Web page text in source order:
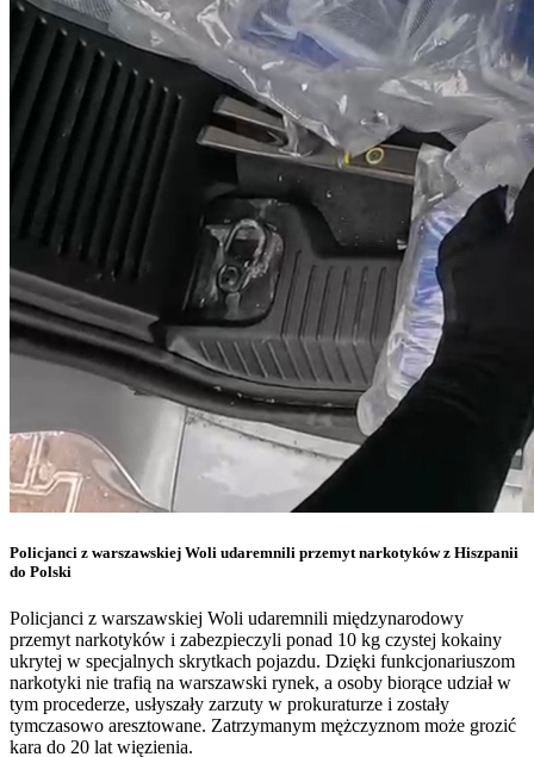
Policjanci z warszawskiej Woli udaremnili przemyt narkotyków z Hiszpanii
do Polski
Policjanci z warszawskiej Woli udaremnili międzynarodowy
przemyt narkotyków i zabezpieczyli ponad 10 kg czystej kokainy
ukrytej w specjalnych skrytkach pojazdu. Dzięki funkcjonariuszom
narkotyki nie trafią na warszawski rynek, a osoby biorące udział w
tym procederze, usłyszały zarzuty w prokuraturze i zostały
tymczasowo aresztowane. Zatrzymanym mężczyznom może grozić
kara do 20 lat więzienia.